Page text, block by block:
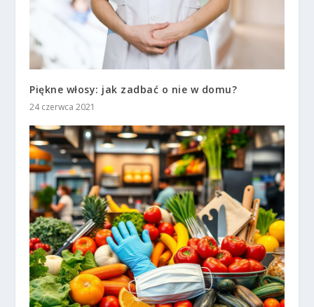
Piękne włosy: jak zadbać o nie w domu?
24 czerwca 2021